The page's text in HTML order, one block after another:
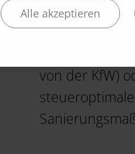
Hinweis:
energetische
von der KfW)
Alle akzeptieren